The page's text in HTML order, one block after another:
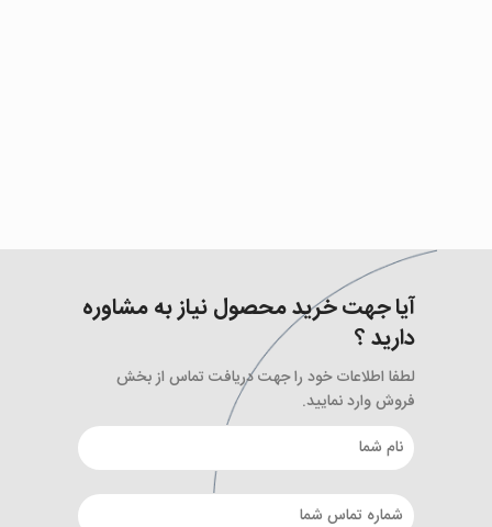
آیا جهت خرید محصول نیاز به مشاوره
دارید ؟
لطفا اطلاعات خود را جهت دریافت تماس از بخش
فروش وارد نمایید.